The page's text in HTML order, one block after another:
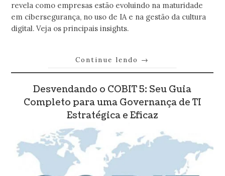
revela como empresas estão evoluindo na maturidade
em cibersegurança, no uso de IA e na gestão da cultura
digital. Veja os principais insights.
Continue lendo →
Desvendando o COBIT 5: Seu Guia
Completo para uma Governança de TI
Estratégica e Eficaz